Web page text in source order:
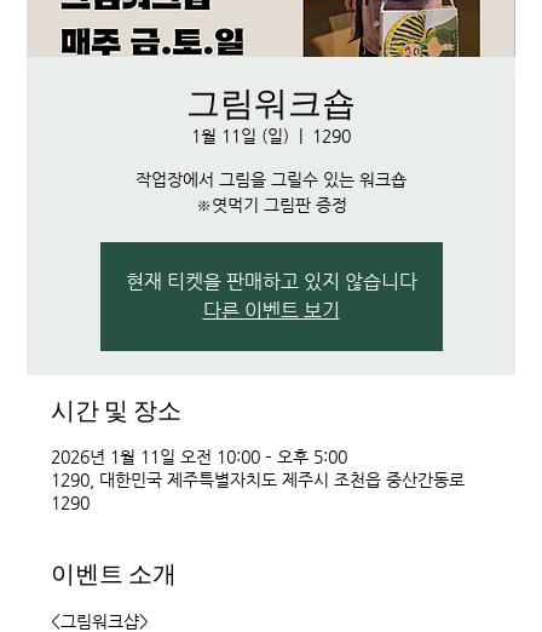
그림워크숍
1월 11일 (일) 1290
작업장에서 그림을 그릴수 있는 워크숍
※엿먹기 그림판 증정
현재 티켓을 판매하고 있지 않습니다
다른 이벤트 보기
시간 및 장소
2026년 1월 11일 오전 10:00 – 오후 5:00
1290, 대한민국 제주특별자치도 제주시 조천읍 중산간동로
1290
이벤트 소개
<그림워크샵>